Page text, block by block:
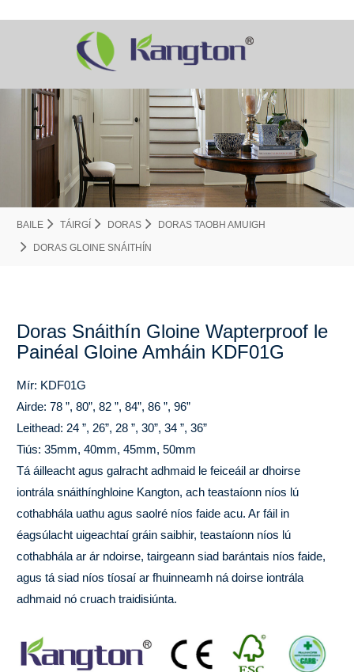
BAILE TÁIRGÍ DORAS DORAS TAOBH AMUIGH
DORAS GLOINE SNÁITHÍN
Doras Snáithín Gloine Wapterproof le
Painéal Gloine Amháin KDF01G
Mír: KDF01G
Airde: 78 ”, 80”, 82 ”, 84”, 86 ”, 96”
Leithead: 24 ”, 26”, 28 ”, 30”, 34 ”, 36”
Tiús: 35mm, 40mm, 45mm, 50mm
Tá áilleacht agus galracht adhmaid le feiceáil ar dhoirse
iontrála snáithínghloine Kangton, ach teastaíonn níos lú
cothabhála uathu agus saolré níos faide acu. Ar fáil in
éagsúlacht uigeachtaí gráin saibhir, teastaíonn níos lú
cothabhála ar ár ndoirse, tairgeann siad barántais níos faide,
agus tá siad níos tíosaí ar fhuinneamh ná doirse iontrála
adhmaid nó cruach traidisiúnta.